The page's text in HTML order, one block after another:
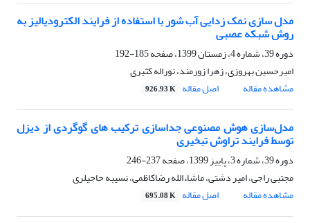
مدل سازی نمک زدایی آب شور با استفاده از فرایند الکترودیالیز به
روش شبکه عصبی
دوره 39، شماره 4، زمستان 1399، صفحه
185-192
امیرحسین بهروزی، زهرا زورمند، نوراله کثیری
مشاهده مقاله
اصل مقاله 926.93 K
مدل‌سازی هوش مصنوعی جداسازی ترکیب های گوگردی از دیزل
توسط فرایند تراوش تبخیری
دوره 39، شماره 3، پاییز 1399، صفحه
237-246
مجتبی راجی، امیر دشتی، ماشاءالله رضاکاظمی، نسیبه حاجیلری
مشاهده مقاله
اصل مقاله 695.08 K